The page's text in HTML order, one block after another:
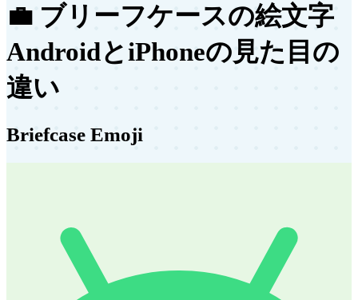
💼 ブリーフケースの絵文字
AndroidとiPhoneの見た目の
違い
Briefcase Emoji